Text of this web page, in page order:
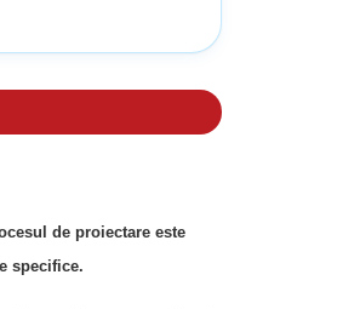
de proiectare este
specifice.